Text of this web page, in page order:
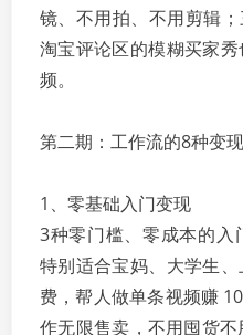
镜、不用拍、不用剪辑
淘宝评论区的模糊买家
频。
第二期：工作流的8种变
1、零基础入门变现
3种零门槛、零成本的入
特别适合宝妈、大学生
费，帮人做单条视频赚
作无限售卖，不用囤货